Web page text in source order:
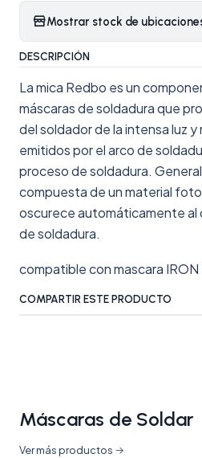
Mostrar stock de
DESCRIPCIÓN
La mica Redbo es un
máscaras de soldadura que
del soldador de la intensa luz
emitidos por el arco de
proceso de soldadura.
compuesta de un material
oscurece automáticamente al
de soldadura.
compatible con mascara IRON
COMPARTIR ESTE PRODUCTO
Máscaras de Soldar
Ver más productos